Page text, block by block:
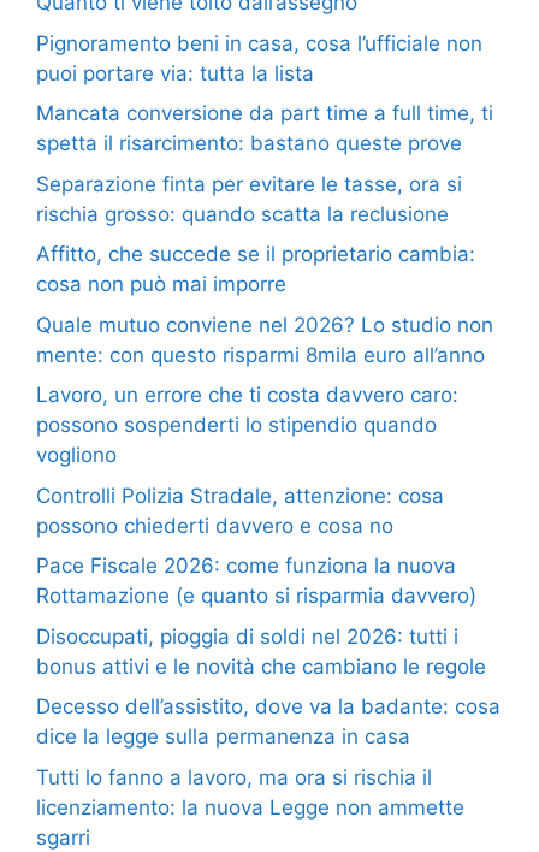
Pignoramento beni in casa, cosa l’ufficiale non
puoi portare via: tutta la lista
Mancata conversione da part time a full time, ti
spetta il risarcimento: bastano queste prove
Separazione finta per evitare le tasse, ora si
rischia grosso: quando scatta la reclusione
Affitto, che succede se il proprietario cambia:
cosa non può mai imporre
Quale mutuo conviene nel 2026? Lo studio non
mente: con questo risparmi 8mila euro all’anno
Lavoro, un errore che ti costa davvero caro:
possono sospenderti lo stipendio quando
vogliono
Controlli Polizia Stradale, attenzione: cosa
possono chiederti davvero e cosa no
Pace Fiscale 2026: come funziona la nuova
Rottamazione (e quanto si risparmia davvero)
Disoccupati, pioggia di soldi nel 2026: tutti i
bonus attivi e le novità che cambiano le regole
Decesso dell’assistito, dove va la badante: cosa
dice la legge sulla permanenza in casa
Tutti lo fanno a lavoro, ma ora si rischia il
licenziamento: la nuova Legge non ammette
sgarri